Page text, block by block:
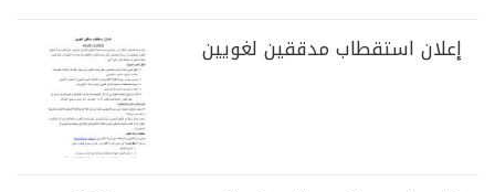
إعلان استقطاب مدققين لغويين